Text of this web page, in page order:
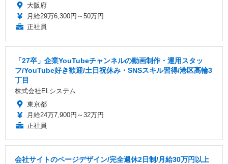
大阪府
月給29万6,300円～50万円
正社員
「27卒」企業YouTubeチャンネルの動画制作・運用スタッ
フ/YouTube好き歓迎/土日祝休み・SNSスキル習得/港区高輪3
丁目
株式会社ELシステム
東京都
月給24万7,900円～32万円
正社員
会社サイトのページデザイン/完全週休2日制/月給30万円以上